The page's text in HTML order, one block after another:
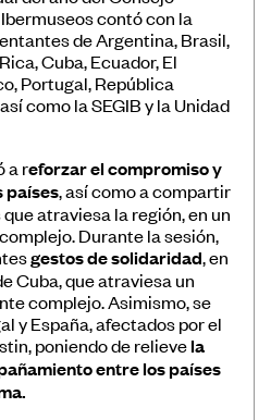
Iberoamericanos
de datos de
museos en
contó con la
de Argentina, Brasil,
Cuba, Ecuador, El
Portugal, República
como la SEGIB y la Unidad
a reforzar el compromiso y
países, así como a compartir
atraviesa la región, en un
Durante la sesión,
gestos de solidaridad, en
Cuba, que atraviesa un
complejo. Asimismo, se
y España, afectados por el
poniendo de relievela
entre los países